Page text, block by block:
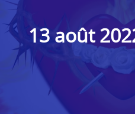
13 août